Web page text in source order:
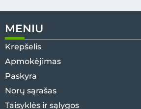
MENIU
Krepšelis
Apmokėjimas
Paskyra
Norų sąrašas
Taisyklės ir sąlygos